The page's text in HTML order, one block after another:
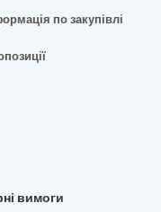
по закупівлі
вимоги